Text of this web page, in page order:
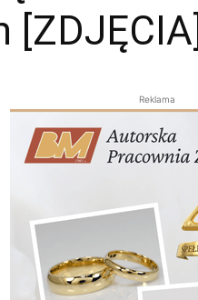
Reklama